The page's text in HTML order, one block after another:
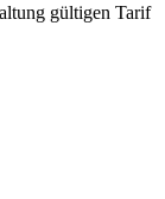
gültigen Tarif